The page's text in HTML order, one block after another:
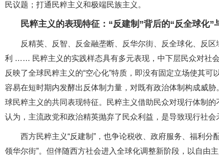
民议题；打通民粹主义和极端民族主义。
民粹主义的表现特征：“反建制”背后的“反全球化”
反精英、反智、反金融垄断、反华尔街、反全球化、反
利 …… 民粹主义的实践样态具有多元表现，中下层民众对社
反映了全球民粹主义的“空心化”特质，即没有固定立场使其
容易在短时期内发酵出反体制力量，对既有政治体制构成威
球民粹主义的共同表现特征。民粹主义借助民众对现行体制
认为，主流政党和政治精英抛弃了民众利益，是导致现行社
西方民粹主义“反建制”，也争论税收、政府服务、福利
领华尔街”。但伴随西方社会进入全球化调整新阶段，以自由